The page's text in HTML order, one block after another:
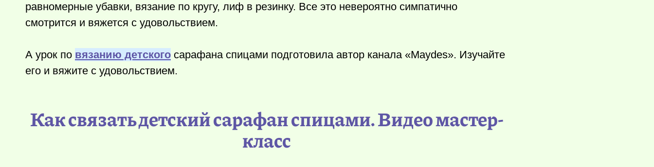
равномерные убавки, вязание по кругу, лиф в резинку. Все это невероятно симпатично
смотрится и вяжется с удовольствием.
А урок по вязанию детского сарафана спицами подготовила автор канала «Maydes». Изучайте
его и вяжите с удовольствием.
Как связать детский сарафан спицами. Видео мастер-
класс